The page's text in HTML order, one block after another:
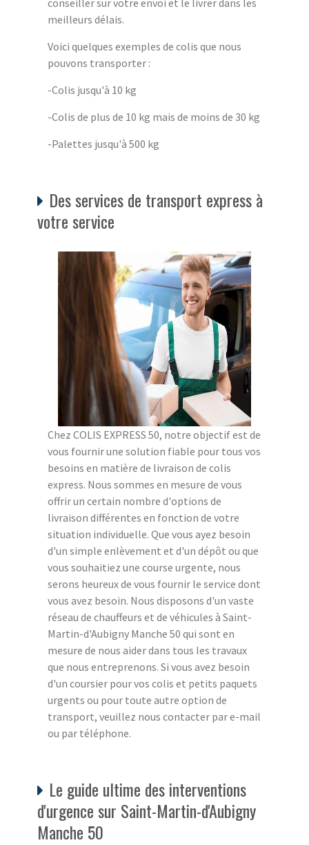
meilleurs délais.
Voici quelques exemples de colis que nous
pouvons transporter :
-Colis jusqu'à 10 kg
-Colis de plus de 10 kg mais de moins de 30 kg
-Palettes jusqu'à 500 kg
Des services de transport express à
votre service
Chez COLIS EXPRESS 50, notre objectif est de
vous fournir une solution fiable pour tous vos
besoins en matière de livraison de colis
express. Nous sommes en mesure de vous
offrir un certain nombre d'options de
livraison différentes en fonction de votre
situation individuelle. Que vous ayez besoin
d'un simple enlèvement et d'un dépôt ou que
vous souhaitiez une course urgente, nous
serons heureux de vous fournir le service dont
vous avez besoin. Nous disposons d'un vaste
réseau de chauffeurs et de véhicules à Saint-
Martin-d'Aubigny Manche 50 qui sont en
mesure de nous aider dans tous les travaux
que nous entreprenons. Si vous avez besoin
d'un coursier pour vos colis et petits paquets
urgents ou pour toute autre option de
transport, veuillez nous contacter par e-mail
ou par téléphone.
Le guide ultime des interventions
d'urgence sur Saint-Martin-d'Aubigny
Manche 50